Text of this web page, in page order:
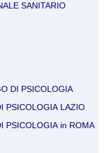
SANITARIO
DI PSICOLOGIA
PSICOLOGIA LAZIO
PSICOLOGIA in ROMA